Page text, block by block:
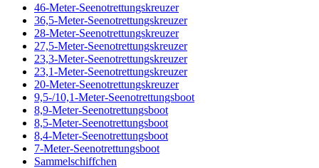
46-Meter-Seenotrettungskreuzer
36,5-Meter-Seenotrettungskreuzer
28-Meter-Seenotrettungskreuzer
27,5-Meter-Seenotrettungskreuzer
23,3-Meter-Seenotrettungskreuzer
23,1-Meter-Seenotrettungskreuzer
20-Meter-Seenotrettungskreuzer
9,5-/10,1-Meter-Seenotrettungsboot
8,9-Meter-Seenotrettungsboot
8,5-Meter-Seenotrettungsboot
8,4-Meter-Seenotrettungsboot
7-Meter-Seenotrettungsboot
Sammelschiffchen